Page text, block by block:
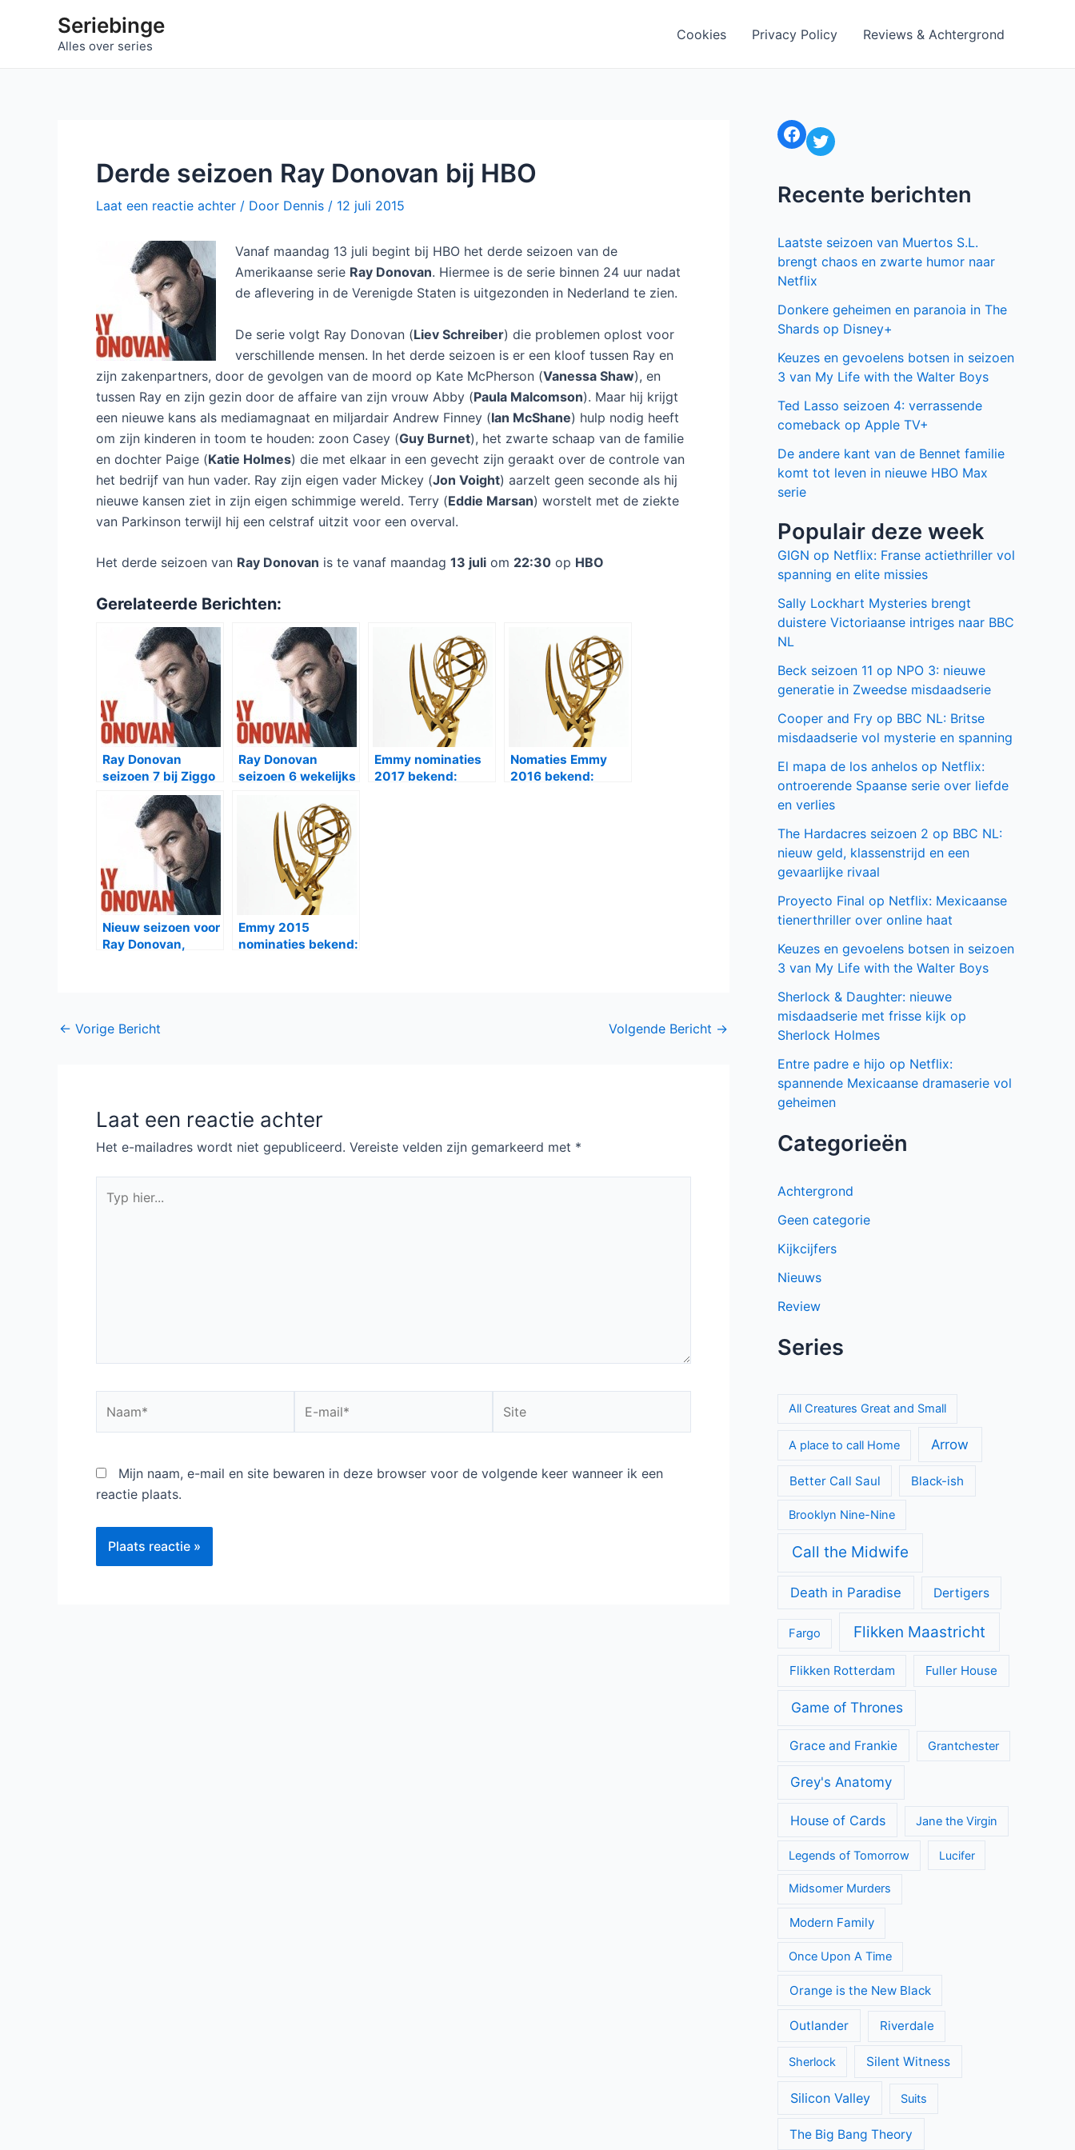
Seriebinge
Alles over series
Cookies Privacy Policy Reviews & Achtergrond
Derde seizoen Ray Donovan bij HBO
Laat een reactie achter / Door Dennis / 12 juli 2015
Vanaf maandag 13 juli begint bij HBO het derde seizoen van de
Amerikaanse serie Ray Donovan. Hiermee is de serie binnen 24 uur nadat
de aflevering in de Verenigde Staten is uitgezonden in Nederland te zien.
De serie volgt Ray Donovan (Liev Schreiber) die problemen oplost voor
verschillende mensen. In het derde seizoen is er een kloof tussen Ray en
zijn zakenpartners, door de gevolgen van de moord op Kate McPherson (Vanessa Shaw), en
tussen Ray en zijn gezin door de affaire van zijn vrouw Abby (Paula Malcomson). Maar hij krijgt
een nieuwe kans als mediamagnaat en miljardair Andrew Finney (Ian McShane) hulp nodig heeft
om zijn kinderen in toom te houden: zoon Casey (Guy Burnet), het zwarte schaap van de familie
en dochter Paige (Katie Holmes) die met elkaar in een gevecht zijn geraakt over de controle van
het bedrijf van hun vader. Ray zijn eigen vader Mickey (Jon Voight) aarzelt geen seconde als hij
nieuwe kansen ziet in zijn eigen schimmige wereld. Terry (Eddie Marsan) worstelt met de ziekte
van Parkinson terwijl hij een celstraf uitzit voor een overval.
Het derde seizoen van Ray Donovan is te vanaf maandag 13 juli om 22:30 op HBO
Gerelateerde Berichten:
Ray Donovan
seizoen 7 bij Ziggo
Ray Donovan
seizoen 6 wekelijks
Emmy nominaties
2017 bekend:
Nomaties Emmy
2016 bekend:
Nieuw seizoen voor
Ray Donovan,
Emmy 2015
nominaties bekend:
Bericht
← Vorige Bericht Volgende Bericht →
Laat een reactie achter
Het e-mailadres wordt niet gepubliceerd. Vereiste velden zijn gemarkeerd met *
hier...
mail*
Mijn naam, e-mail en site bewaren in deze browser voor de volgende keer wanneer ik een
reactie plaats.
Facebook Twitter
Recente berichten
Laatste seizoen van Muertos S.L.
brengt chaos en zwarte humor naar
Netflix
Donkere geheimen en paranoia in The
Shards op Disney+
Keuzes en gevoelens botsen in seizoen
3 van My Life with the Walter Boys
Ted Lasso seizoen 4: verrassende
comeback op Apple TV+
De andere kant van de Bennet familie
komt tot leven in nieuwe HBO Max
serie
Populair deze week
GIGN op Netflix: Franse actiethriller vol
spanning en elite missies
Sally Lockhart Mysteries brengt
duistere Victoriaanse intriges naar BBC
NL
Beck seizoen 11 op NPO 3: nieuwe
generatie in Zweedse misdaadserie
Cooper and Fry op BBC NL: Britse
misdaadserie vol mysterie en spanning
El mapa de los anhelos op Netflix:
ontroerende Spaanse serie over liefde
en verlies
The Hardacres seizoen 2 op BBC NL:
nieuw geld, klassenstrijd en een
gevaarlijke rivaal
Proyecto Final op Netflix: Mexicaanse
tienerthriller over online haat
Keuzes en gevoelens botsen in seizoen
3 van My Life with the Walter Boys
Sherlock & Daughter: nieuwe
misdaadserie met frisse kijk op
Sherlock Holmes
Entre padre e hijo op Netflix:
spannende Mexicaanse dramaserie vol
geheimen
Categorieën
Achtergrond
Geen categorie
Kijkcijfers
Nieuws
Review
Series
All Creatures Great and Small
A place to call Home Arrow
Better Call Saul Black-ish
Brooklyn Nine-Nine
Call the Midwife
Death in Paradise Dertigers
Fargo Flikken Maastricht
Flikken Rotterdam Fuller House
Game of Thrones
Grace and Frankie Grantchester
Grey's Anatomy
House of Cards Jane the Virgin
Legends of Tomorrow Lucifer
Midsomer Murders
Modern Family
Once Upon A Time
Orange is the New Black
Outlander Riverdale
Sherlock Silent Witness
Silicon Valley Suits
The Big Bang Theory